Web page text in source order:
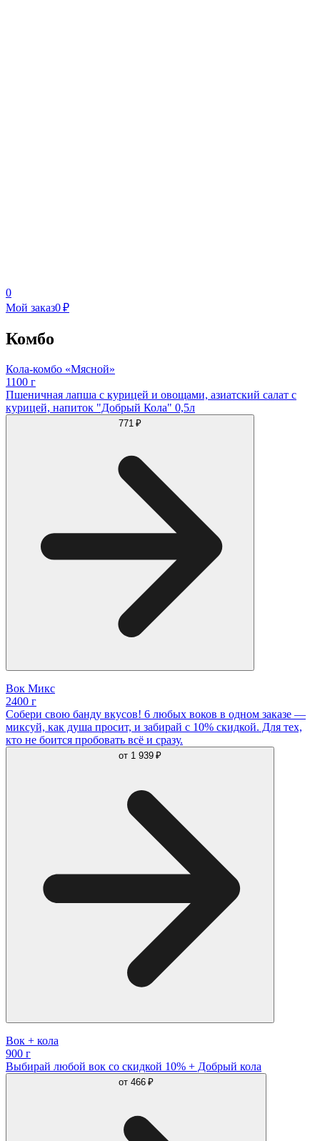
0
Мой заказ0 ₽
Комбо
Кола-комбо «Мясной»
1100 г
Пшеничная лапша с курицей и овощами, азиатский салат с
курицей, напиток "Добрый Кола" 0,5л
771 ₽
Вок Микс
2400 г
Собери свою банду вкусов! 6 любых воков в одном заказе —
миксуй, как душа просит, и забирай с 10% скидкой. Для тех,
кто не боится пробовать всё и сразу.
от 1 939 ₽
Вок + кола
900 г
Выбирай любой вок со скидкой 10% + Добрый кола
от 466 ₽